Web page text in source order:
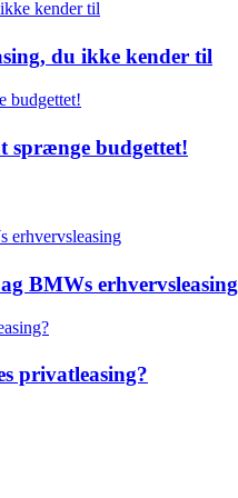
du ikke kender til
sprænge budgettet!
BMWs erhvervsleasing
privatleasing?